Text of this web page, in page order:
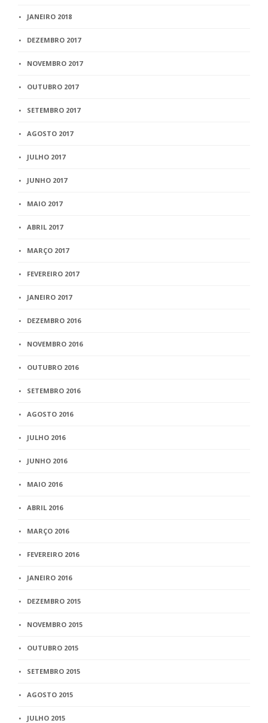
JANEIRO 2018
DEZEMBRO 2017
NOVEMBRO 2017
OUTUBRO 2017
SETEMBRO 2017
AGOSTO 2017
JULHO 2017
JUNHO 2017
MAIO 2017
ABRIL 2017
MARÇO 2017
FEVEREIRO 2017
JANEIRO 2017
DEZEMBRO 2016
NOVEMBRO 2016
OUTUBRO 2016
SETEMBRO 2016
AGOSTO 2016
JULHO 2016
JUNHO 2016
MAIO 2016
ABRIL 2016
MARÇO 2016
FEVEREIRO 2016
JANEIRO 2016
DEZEMBRO 2015
NOVEMBRO 2015
OUTUBRO 2015
SETEMBRO 2015
AGOSTO 2015
JULHO 2015